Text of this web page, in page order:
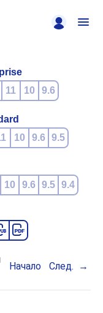
11 10 9.6
10 9.6 9.5
10 9.6 9.5 9.4
Начало След.